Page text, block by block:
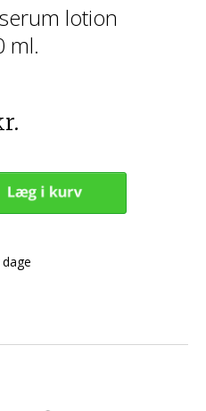
lotion
ml.